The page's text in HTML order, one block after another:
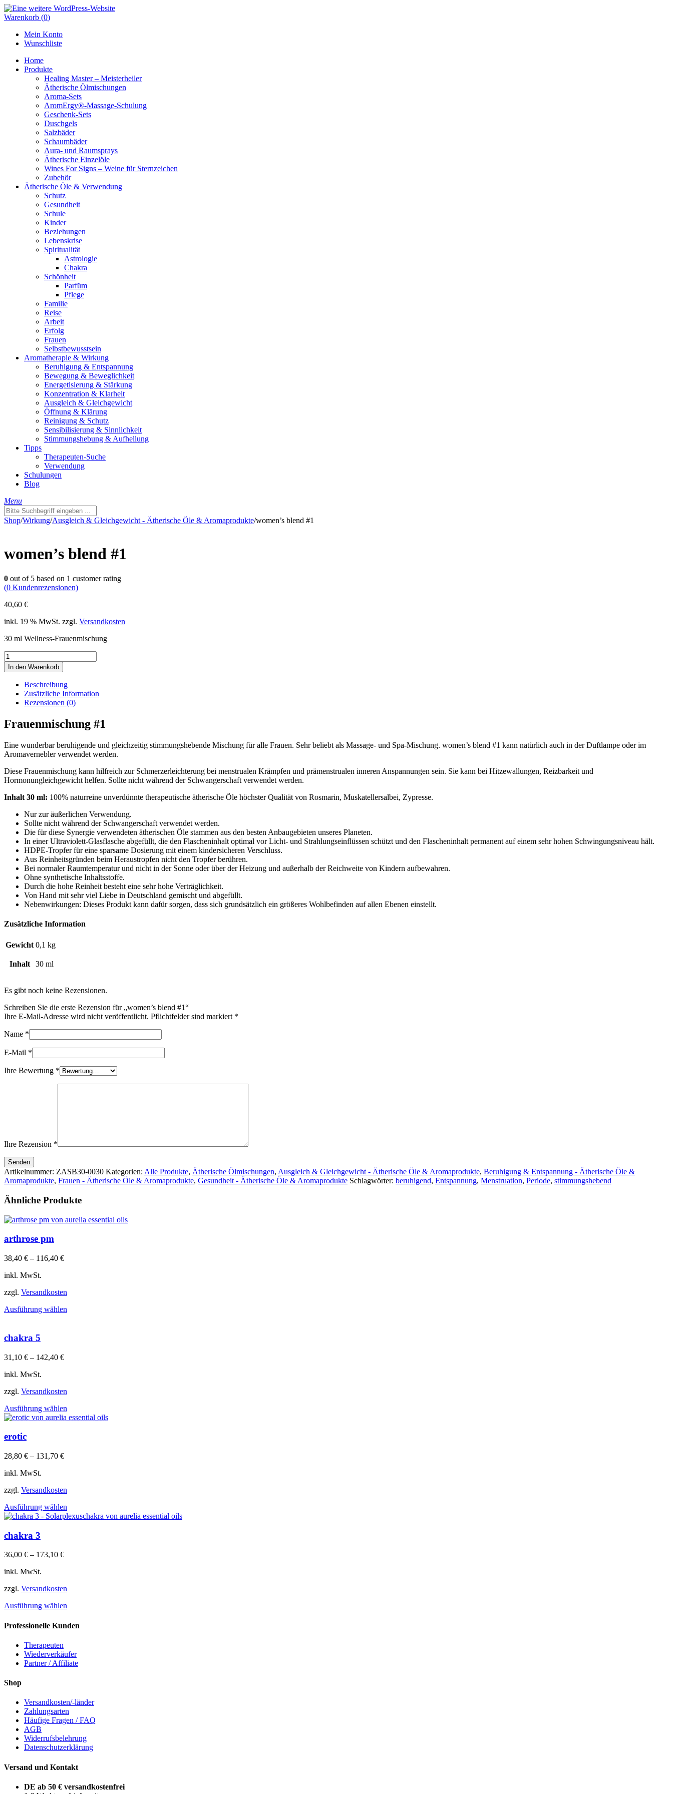
Skip
to
Warenkorb (0)
Mein Konto
Wunschliste
Home
Produkte
Healing Master – Meisterheiler
Ätherische Ölmischungen
Aroma-Sets
AromErgy®-Massage-Schulung
Geschenk-Sets
Duschgels
Salzbäder
Schaumbäder
Aura- und Raumsprays
Ätherische Einzelöle
Wines For Signs – Weine für Sternzeichen
Zubehör
Ätherische Öle & Verwendung
Schutz
Gesundheit
Schule
Kinder
Beziehungen
Lebenskrise
Spiritualität
Astrologie
Chakra
Schönheit
Parfüm
Pflege
Familie
Reise
Arbeit
Erfolg
Frauen
Selbstbewusstsein
Aromatherapie & Wirkung
Beruhigung & Entspannung
Bewegung & Beweglichkeit
Energetisierung & Stärkung
Konzentration & Klarheit
Ausgleich & Gleichgewicht
Öffnung & Klärung
Reinigung & Schutz
Sensibilisierung & Sinnlichkeit
Stimmungshebung & Aufhellung
Tipps
Therapeuten-Suche
Verwendung
Schulungen
Blog
Menu
Shop/Wirkung/Ausgleich & Gleichgewicht - Ätherische Öle & Aromaprodukte/women’s blend #1
women’s blend #1
0 out of 5 based on 1 customer rating
(0 Kundenrezensionen)
40,60 €
inkl. 19 % MwSt. zzgl. Versandkosten
30 ml Wellness-Frauenmischung
women's
blend
#1
Menge
In den Warenkorb
Beschreibung
Zusätzliche Information
Rezensionen (0)
Frauenmischung #1
Eine wunderbar beruhigende und gleichzeitig stimmungshebende Mischung für alle Frauen. Sehr beliebt als Massage- und Spa-Mischung. women’s blend #1 kann natürlich auch in der Duftlampe oder im
Aromavernebler verwendet werden.
Diese Frauenmischung kann hilfreich zur Schmerzerleichterung bei menstrualen Krämpfen und prämenstrualen inneren Anspannungen sein. Sie kann bei Hitzewallungen, Reizbarkeit und
Hormonungleichgewicht helfen. Sollte nicht während der Schwangerschaft verwendet werden.
Inhalt 30 ml: 100% naturreine unverdünnte therapeutische ätherische Öle höchster Qualität von Rosmarin, Muskatellersalbei, Zypresse.
Nur zur äußerlichen Verwendung.
Sollte nicht während der Schwangerschaft verwendet werden.
Die für diese Synergie verwendeten ätherischen Öle stammen aus den besten Anbaugebieten unseres Planeten.
In einer Ultraviolett-Glasflasche abgefüllt, die den Flascheninhalt optimal vor Licht- und Strahlungseinflüssen schützt und den Flascheninhalt permanent auf einem sehr hohen Schwingungsniveau hält.
HDPE-Tropfer für eine sparsame Dosierung mit einem kindersicheren Verschluss.
Aus Reinheitsgründen beim Heraustropfen nicht den Tropfer berühren.
Bei normaler Raumtemperatur und nicht in der Sonne oder über der Heizung und außerhalb der Reichweite von Kindern aufbewahren.
Ohne synthetische Inhaltsstoffe.
Durch die hohe Reinheit besteht eine sehr hohe Verträglichkeit.
Von Hand mit sehr viel Liebe in Deutschland gemischt und abgefüllt.
Nebenwirkungen: Dieses Produkt kann dafür sorgen, dass sich grundsätzlich ein größeres Wohlbefinden auf allen Ebenen einstellt.
Zusätzliche Information
Gewicht 0,1 kg
Inhalt 30 ml
Es gibt noch keine Rezensionen.
Schreiben Sie die erste Rezension für „women’s blend #1“
Ihre E-Mail-Adresse wird nicht veröffentlicht. Pflichtfelder sind markiert *
Name *
E-Mail *
Ihre Bewertung *
Ihre Rezension *
Senden
Artikelnummer: ZASB30-0030 Kategorien: Alle Produkte, Ätherische Ölmischungen, Ausgleich & Gleichgewicht - Ätherische Öle & Aromaprodukte, Beruhigung & Entspannung - Ätherische Öle &
Aromaprodukte, Frauen - Ätherische Öle & Aromaprodukte, Gesundheit - Ätherische Öle & Aromaprodukte Schlagwörter: beruhigend, Entspannung, Menstruation, Periode, stimmungshebend
Ähnliche Produkte
arthrose pm
38,40 € – 116,40 €
inkl. MwSt.
zzgl. Versandkosten
Ausführung wählen
gewählt
chakra 5
31,10 € – 142,40 €
inkl. MwSt.
zzgl. Versandkosten
Ausführung wählen
Produkt
gewählt
erotic
28,80 € – 131,70 €
inkl. MwSt.
zzgl. Versandkosten
Ausführung wählen
Produkt
werden
chakra 3
36,00 € – 173,10 €
inkl. MwSt.
zzgl. Versandkosten
Ausführung wählen
weist
auf.
Die
Optionen
Produktseite
gewählt
werden
Professionelle Kunden
Therapeuten
Wiederverkäufer
Partner / Affiliate
Shop
Versandkosten/-länder
Zahlungsarten
Häufige Fragen / FAQ
AGB
Widerrufsbelehrung
Datenschutzerklärung
Versand und Kontakt
DE ab 50 € versandkostenfrei